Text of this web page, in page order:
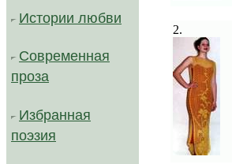
Истории любви
Современная
проза
Избранная
поэзия
2.